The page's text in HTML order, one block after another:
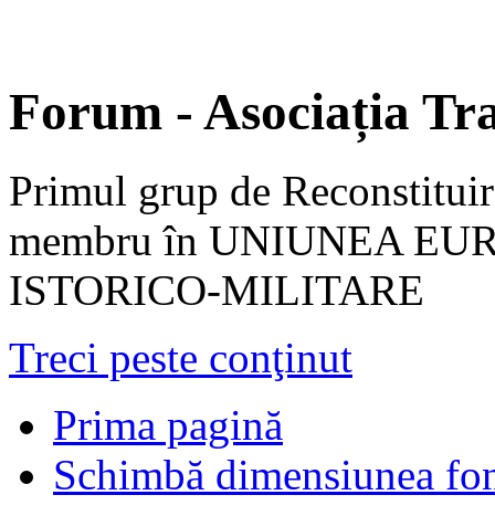
Forum - Asociația
Primul grup de
membru în UNIUNEA
ISTORICO-MILITARE
Treci peste conţinut
Prima pagină
Schimbă dimensiunea